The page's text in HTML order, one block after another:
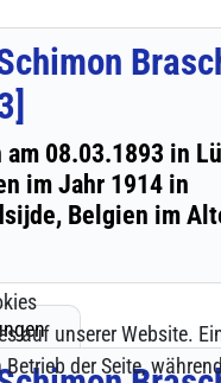
auf unserer Website.
der Seite,